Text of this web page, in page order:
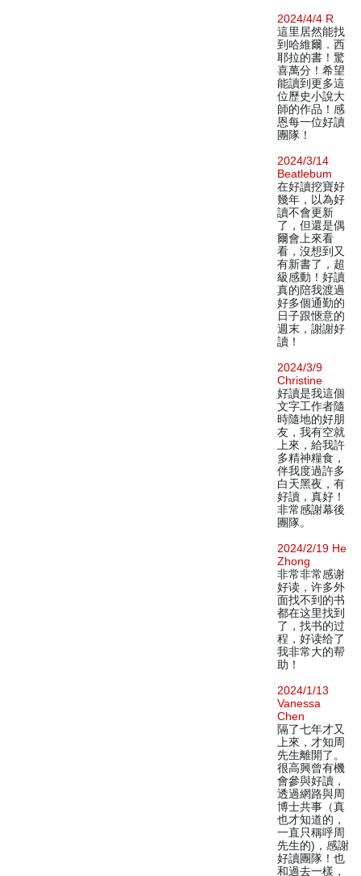
2024/4/4 R
這里居然能找
到哈維爾．西
耶拉的書！驚
喜萬分！希望
能讀到更多這
位歷史小說大
師的作品！感
恩每一位好讀
團隊！
2024/3/14
Beatlebum
在好讀挖寶好
幾年，以為好
讀不會更新
了，但還是偶
爾會上來看
看，沒想到又
有新書了，超
級感動！好讀
真的陪我渡過
好多個通勤的
日子跟愜意的
週末，謝謝好
讀！
2024/3/9
Christine
好讀是我這個
文字工作者隨
時隨地的好朋
友，我有空就
上來，給我許
多精神糧食，
伴我度過許多
白天黑夜，有
好讀，真好！
非常感謝幕後
團隊。
2024/2/19 He
Zhong
非常非常感谢
好读，许多外
面找不到的书
都在这里找到
了，找书的过
程，好读给了
我非常大的帮
助！
2024/1/13
Vanessa
Chen
隔了七年才又
上來，才知周
先生離開了。
很高興曾有機
會參與好讀，
透過網路與周
博士共事（真
也才知道的，
一直只稱呼周
先生的)，感謝
好讀團隊！也
和過去一樣，